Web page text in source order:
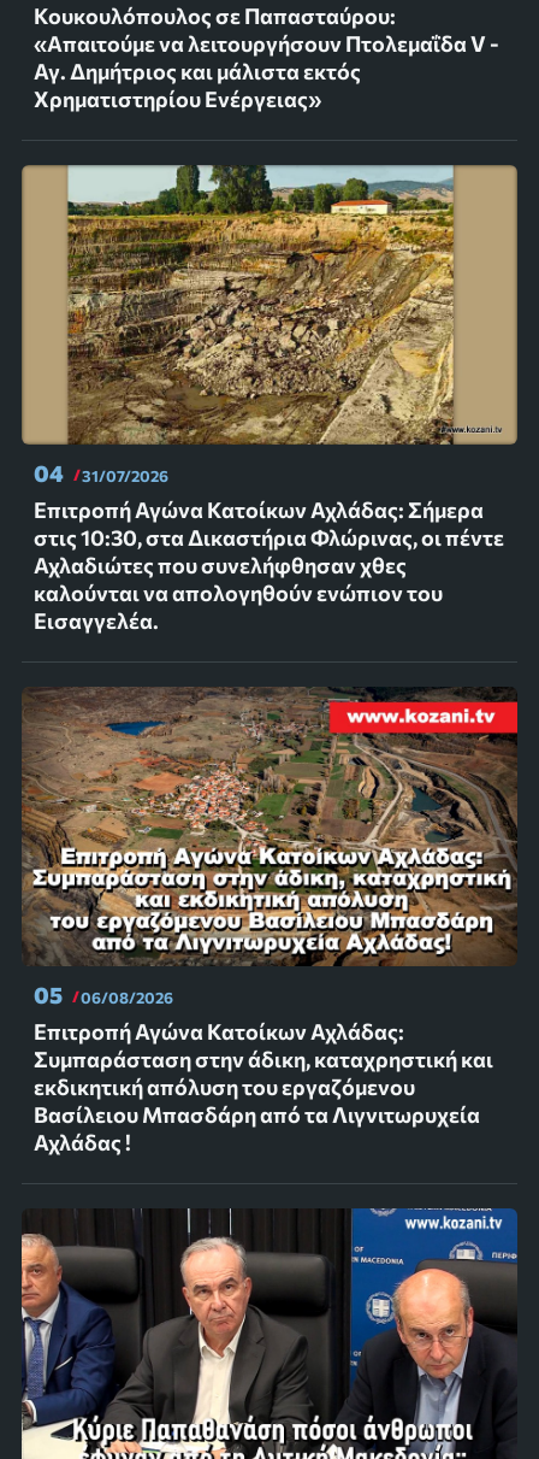
Κουκουλόπουλος σε Παπασταύρου:
«Απαιτούμε να λειτουργήσουν Πτολεμαΐδα V -
Αγ. Δημήτριος και μάλιστα εκτός
Χρηματιστηρίου Ενέργειας»
04 31/07/2026
Επιτροπή Αγώνα Κατοίκων Αχλάδας: Σήμερα
στις 10:30, στα Δικαστήρια Φλώρινας, οι πέντε
Αχλαδιώτες που συνελήφθησαν χθες
καλούνται να απολογηθούν ενώπιον του
Εισαγγελέα.
05 06/08/2026
Επιτροπή Αγώνα Κατοίκων Αχλάδας:
Συμπαράσταση στην άδικη, καταχρηστική και
εκδικητική απόλυση του εργαζόμενου
Βασίλειου Μπασδάρη από τα Λιγνιτωρυχεία
Αχλάδας !